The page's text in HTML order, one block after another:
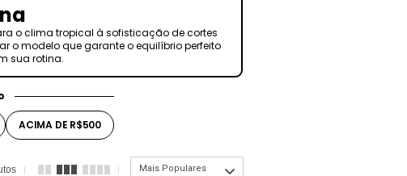
o clima tropical à sofisticação de cortes
o modelo que garante o equilíbrio perfeito
sua rotina.
ACIMA DE R$500
Mais Populares